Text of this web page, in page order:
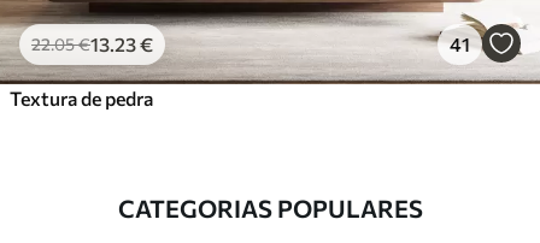
22.05€13 .23€ 41
Textura de pedra
CATEGORIAS POPULARES